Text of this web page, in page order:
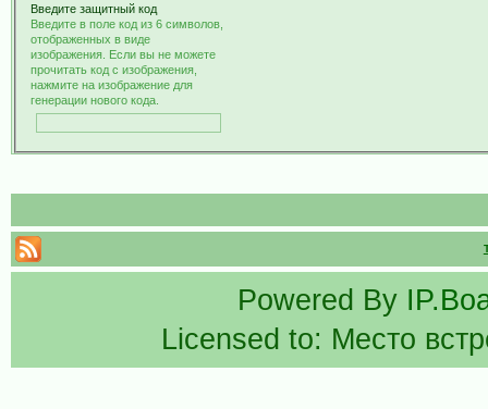
Введите защитный код
Введите в поле код из 6 символов,
отображенных в виде
изображения. Если вы не можете
прочитать код с изображения,
нажмите на изображение для
генерации нового кода.
Powered By
Licensed to: Место